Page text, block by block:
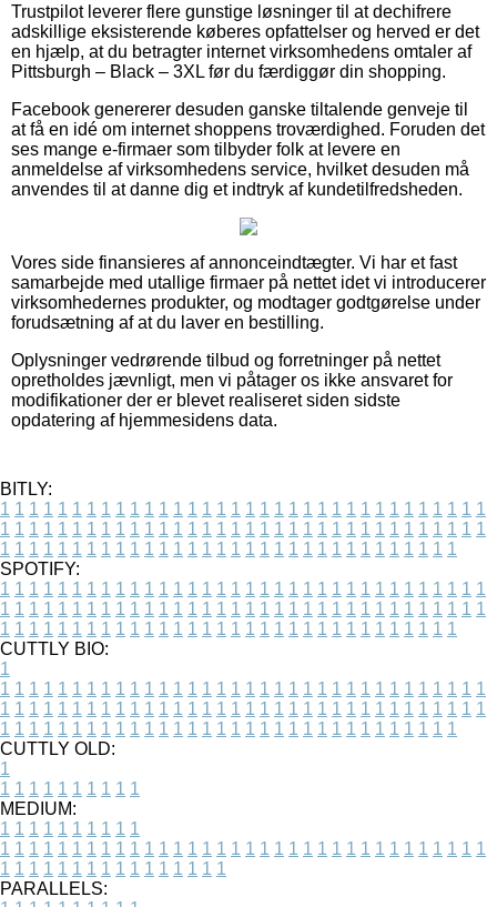
Trustpilot leverer flere gunstige løsninger til at dechifrere
adskillige eksisterende køberes opfattelser og herved er det
en hjælp, at du betragter internet virksomhedens omtaler af
Pittsburgh – Black – 3XL før du færdiggør din shopping.
Facebook genererer desuden ganske tiltalende genveje til
at få en idé om internet shoppens troværdighed. Foruden det
ses mange e-firmaer som tilbyder folk at levere en
anmeldelse af virksomhedens service, hvilket desuden må
anvendes til at danne dig et indtryk af kundetilfredsheden.
Vores side finansieres af annonceindtægter. Vi har et fast
samarbejde med utallige firmaer på nettet idet vi introducerer
virksomhedernes produkter, og modtager godtgørelse under
forudsætning af at du laver en bestilling.
Oplysninger vedrørende tilbud og forretninger på nettet
opretholdes jævnligt, men vi påtager os ikke ansvaret for
modifikationer der er blevet realiseret siden sidste
opdatering af hjemmesidens data.
BITLY:
1 1 1 1 1 1 1 1 1 1 1 1 1 1 1 1 1 1 1 1 1 1 1 1 1 1 1 1 1 1 1 1 1 1
1 1 1 1 1 1 1 1 1 1 1 1 1 1 1 1 1 1 1 1 1 1 1 1 1 1 1 1 1 1 1 1 1 1
1 1 1 1 1 1 1 1 1 1 1 1 1 1 1 1 1 1 1 1 1 1 1 1 1 1 1 1 1 1 1 1
SPOTIFY:
1 1 1 1 1 1 1 1 1 1 1 1 1 1 1 1 1 1 1 1 1 1 1 1 1 1 1 1 1 1 1 1 1 1
1 1 1 1 1 1 1 1 1 1 1 1 1 1 1 1 1 1 1 1 1 1 1 1 1 1 1 1 1 1 1 1 1 1
1 1 1 1 1 1 1 1 1 1 1 1 1 1 1 1 1 1 1 1 1 1 1 1 1 1 1 1 1 1 1 1
CUTTLY BIO:
1
1 1 1 1 1 1 1 1 1 1 1 1 1 1 1 1 1 1 1 1 1 1 1 1 1 1 1 1 1 1 1 1 1 1
1 1 1 1 1 1 1 1 1 1 1 1 1 1 1 1 1 1 1 1 1 1 1 1 1 1 1 1 1 1 1 1 1 1
1 1 1 1 1 1 1 1 1 1 1 1 1 1 1 1 1 1 1 1 1 1 1 1 1 1 1 1 1 1 1 1
CUTTLY OLD:
1
1 1 1 1 1 1 1 1 1 1
MEDIUM:
1 1 1 1 1 1 1 1 1 1
1 1 1 1 1 1 1 1 1 1 1 1 1 1 1 1 1 1 1 1 1 1 1 1 1 1 1 1 1 1 1 1 1 1
1 1 1 1 1 1 1 1 1 1 1 1 1 1 1 1
PARALLELS: